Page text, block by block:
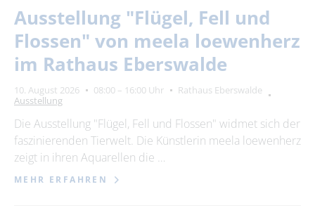
Zeitraum
von
Kategorie
Ausstellung "Flügel, Fell und
Flossen" von meela loewenherz
im Rathaus Eberswalde
10. August 2026 08:00 – 16:00 Uhr
Rathaus Eberswalde
Ausstellung
Die Ausstellung "Flügel, Fell und Flossen" widmet sich der
faszinierenden Tierwelt. Die Künstlerin meela loewenherz
zeigt in ihren Aquarellen die …
MEHR ERFAHREN